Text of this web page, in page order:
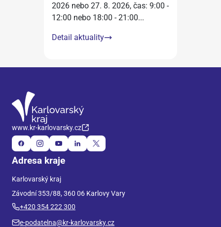
2026 nebo 27. 8. 2026, čas: 9:00 -
12:00 nebo 18:00 - 21:00...
Detail aktuality
www.kr-karlovarsky.cz
Adresa kraje
Karlovarský kraj
Závodní 353/88, 360 06 Karlovy Vary
+420 354 222 300
e-podatelna@kr-karlovarsky.cz